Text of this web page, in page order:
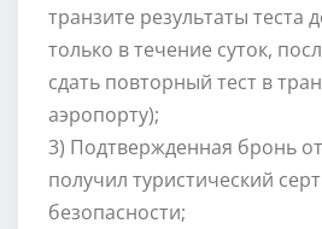
транзите результаты теста
только в течение суток,
сдать повторный тест в
аэропорту);
3) Подтвержденная бронь
получил туристический
безопасности;